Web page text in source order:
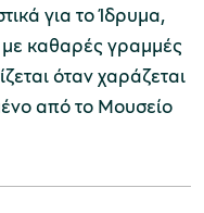
για το Ίδρυμα,
καθαρές γραμμές
όταν χαράζεται
από το Μουσείο